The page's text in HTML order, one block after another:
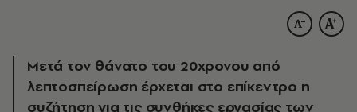
Μετά τον θάνατο του 20χρονου από
λεπτοσπείρωση έρχεται στο επίκεντρο η
συζήτηση για τις συνθήκες εργασίας των